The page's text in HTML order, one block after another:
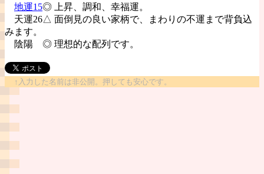
地運15◎ 上昇、調和、幸福運。
天運26△ 面倒見の良い家柄で、まわりの不運まで背負込
みます。
陰陽 ◎ 理想的な配列です。
↑入力した名前は非公開。押しても安心です。